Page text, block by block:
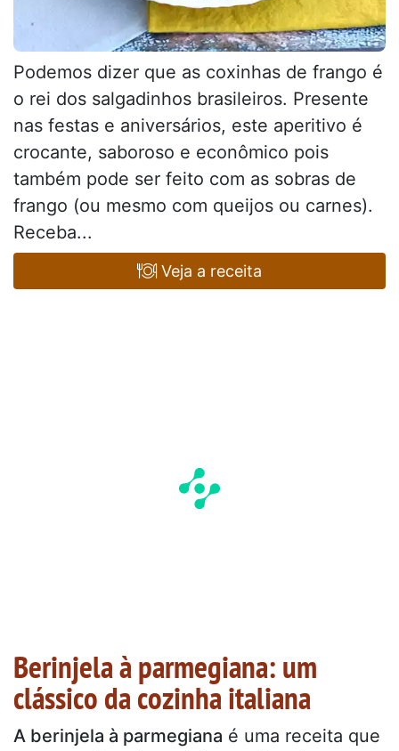
Podemos dizer que as coxinhas de frango é
o rei dos salgadinhos brasileiros. Presente
nas festas e aniversários, este aperitivo é
crocante, saboroso e econômico pois
também pode ser feito com as sobras de
frango (ou mesmo com queijos ou carnes).
Receba...
Veja a receita
Berinjela à parmegiana: um
clássico da cozinha italiana
A berinjela à parmegiana é uma receita que